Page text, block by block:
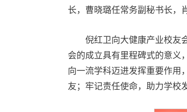
长，曹晓璐任常务副秘书长，
倪红卫向大健康产业校友
会的成立具有里程碑式的意义
向一流学科迈进发挥重要作用
友；牢记责任使命，助力学校